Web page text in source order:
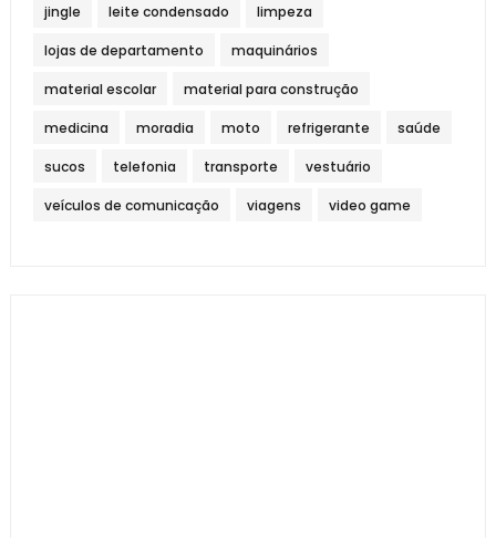
jingle leite condensado limpeza
lojas de departamento maquinários
material escolar material para construção
medicina moradia moto refrigerante saúde
sucos telefonia transporte vestuário
veículos de comunicação viagens video game